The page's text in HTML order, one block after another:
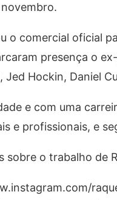
o comercial oficial
presença o
Jed Hockin, Daniel
e com uma
e profissionais, e
sobre o trabalho de